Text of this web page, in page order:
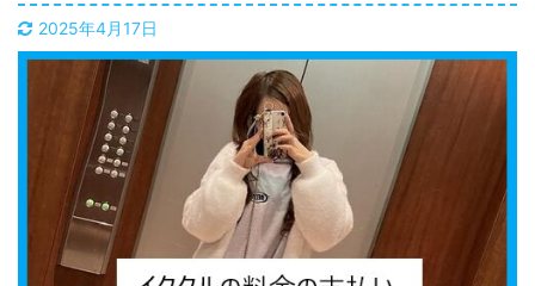
カテゴリー
イククル (18)
Jメール (16)
YYC (12)
ASOBO (5)
華の会メール (6)
出会い系 (20)
PCMAX (40)
出会いアプリ (12)
ハッピーメール (25)
出会い系の攻略法 (11)
ワクワクメール (28)
2025年4月17日